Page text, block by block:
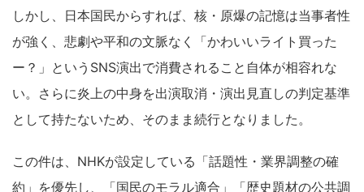
しかし、日本国民からすれば、核・原爆の記憶は当事者性
が強く、悲劇や平和の文脈なく「かわいいライト買った
ー？」というSNS演出で消費されること自体が相容れな
い。さらに炎上の中身を出演取消・演出見直しの判定基準
として持たないため、そのまま続行となりました。
この件は、NHKが設定している「話題性・業界調整の確
約」を優先し、「国民のモラル適合」「歴史題材の公共調